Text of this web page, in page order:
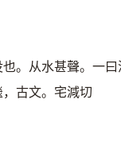
。从水甚聲。一曰
，古文。宅減切